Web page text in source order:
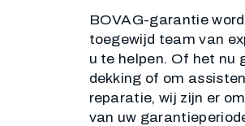
BOVAG-garantie
toegewijd team van
u te helpen. Of het nu
dekking of om
reparatie, wij zijn er
van uw